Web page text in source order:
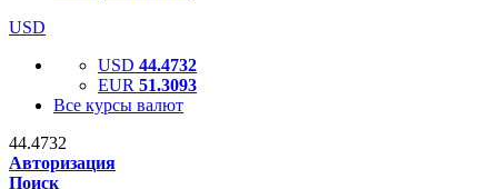
USD
USD 44.4732
EUR 51.3093
Все курсы валют
44.4732
Авторизация
Поиск